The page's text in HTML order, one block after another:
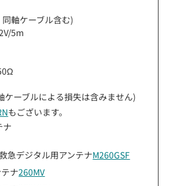
軸ケーブル含む)
5m
ケーブルによる損失は含みません)
もございます。
ナ
急デジタル用アンテナM260GSF
ナ260MV